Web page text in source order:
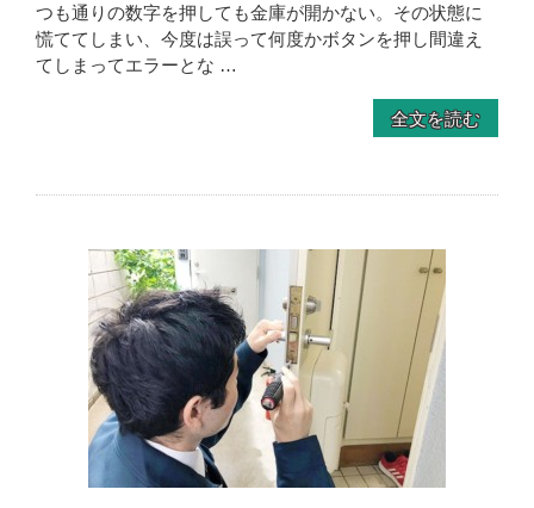
つも通りの数字を押しても金庫が開かない。その状態に
慌ててしまい、今度は誤って何度かボタンを押し間違え
てしまってエラーとな …
全文を読む